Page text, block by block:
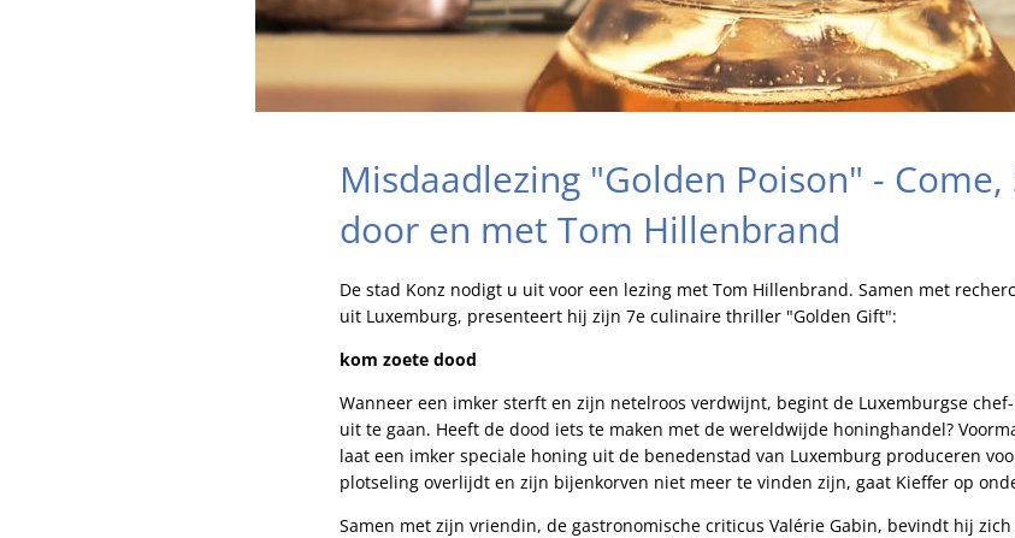
Misdaadlezing "Golden Poison" -
door en met Tom Hillenbrand
De stad Konz nodigt u uit voor een lezing met Tom Hillenbrand. Samen met
uit Luxemburg, presenteert hij zijn 7e culinaire thriller "Golden Gift":
kom zoete dood
Wanneer een imker sterft en zijn netelroos verdwijnt, begint de Luxemburgse
uit te gaan. Heeft de dood iets te maken met de wereldwijde honinghandel?
laat een imker speciale honing uit de benedenstad van Luxemburg produceren
plotseling overlijdt en zijn bijenkorven niet meer te vinden zijn, gaat Kieffer op
Samen met zijn vriendin, de gastronomische criticus Valérie Gabin, bevindt hij